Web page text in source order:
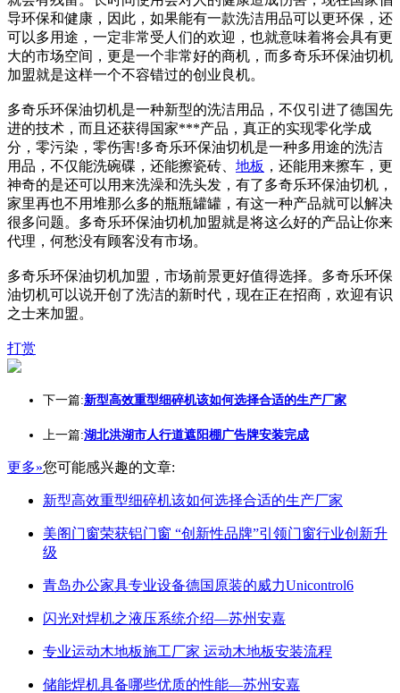
导环保和健康，因此，如果能有一款洗洁用品可以更环保，还
可以多用途，一定非常受人们的欢迎，也就意味着将会具有更
大的市场空间，更是一个非常好的商机，而多奇乐环保油切机
加盟就是这样一个不容错过的创业良机。
多奇乐环保油切机是一种新型的洗洁用品，不仅引进了德国先
进的技术，而且还获得国家***产品，真正的实现零化学成
分，零污染，零伤害!多奇乐环保油切机是一种多用途的洗洁
用品，不仅能洗碗碟，还能擦瓷砖、 地板 ，还能用来擦车，更
神奇的是还可以用来洗澡和洗头发，有了多奇乐环保油切机，
家里再也不用堆那么多的瓶瓶罐罐，有这一种产品就可以解决
很多问题。多奇乐环保油切机加盟就是将这么好的产品让你来
代理，何愁没有顾客没有市场。
多奇乐环保油切机加盟，市场前景更好值得选择。多奇乐环保
油切机可以说开创了洗洁的新时代，现在正在招商，欢迎有识
之士来加盟。
打赏
下一篇:新型高效重型细碎机该如何选择合适的生产厂家
上一篇:湖北洪湖市人行道遮阳棚广告牌安装完成
更多»您可能感兴趣的文章:
新型高效重型细碎机该如何选择合适的生产厂家
美阁门窗荣获铝门窗 “创新性品牌”引领门窗行业创新升
级
青岛办公家具专业设备德国原装的威力Unicontrol6
闪光对焊机之液压系统介绍—苏州安嘉
专业运动木地板施工厂家 运动木地板安装流程
储能焊机具备哪些优质的性能—苏州安嘉